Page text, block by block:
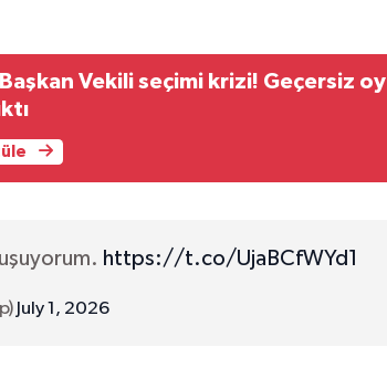
Vekili seçimi krizi! Geçersiz oy
https://t.co/UjaBCfWYd1
July 1, 2026